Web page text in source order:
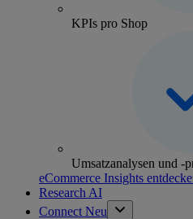
KPIs pro Shop
Umsatzanalysen und -
eCommerce Insights
Research AI
Connect Neu